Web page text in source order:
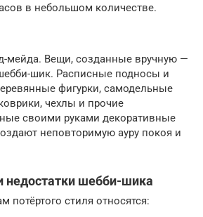
в небольшом количестве.
мейда. Вещи, созданные вручную —
шик. Расписные подносы и
фигурки, самодельные
чехлы и прочие
своими руками декоративные
неповторимую ауру покоя и
недостатки шебби-шика
потёртого стиля относятся: